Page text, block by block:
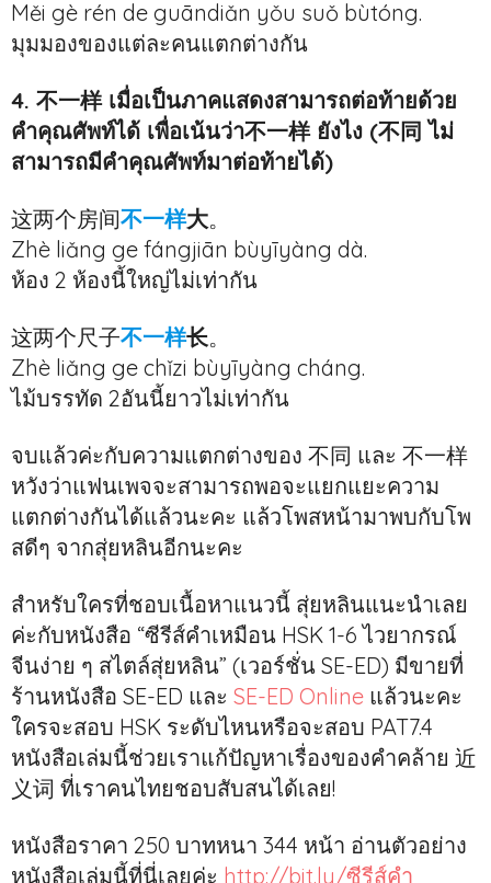
Měi gè rén de guāndiǎn yǒu suǒ bùtóng.
มุมมองของแต่ละคนแตกต่างกัน
4. 不一样 เมื่อเป็นภาคแสดงสามารถต่อท้ายด้วย
คำคุณศัพท์ได้ เพื่อเน้นว่า不一样 ยังไง (不同 ไม่
สามารถมีคำคุณศัพท์มาต่อท้ายได้)
这两个房间不一样大。
Zhè liǎng ge fángjiān bùyīyàng dà.
ห้อง 2 ห้องนี้ใหญ่ไม่เท่ากัน
这两个尺子不一样长。
Zhè liǎng ge chǐzi bùyīyàng cháng.
ไม้บรรทัด 2อันนี้ยาวไม่เท่ากัน
จบแล้วค่ะกับความแตกต่างของ 不同 และ 不一样
หวังว่าแฟนเพจจะสามารถพอจะแยกแยะความ
แตกต่างกันได้แล้วนะคะ แล้วโพสหน้ามาพบกับโพ
สดีๆ จากสุ่ยหลินอีกนะคะ
สำหรับใครที่ชอบเนื้อหาแนวนี้ สุ่ยหลินแนะนำเลย
ค่ะกับหนังสือ “ซีรีส์คำเหมือน HSK 1-6 ไวยากรณ์
จีนง่าย ๆ สไตล์สุ่ยหลิน” (เวอร์ชั่น SE-ED) มีขายที่
ร้านหนังสือ SE-ED และ SE-ED Online แล้วนะคะ
ใครจะสอบ HSK ระดับไหนหรือจะสอบ PAT7.4
หนังสือเล่มนี้ช่วยเราแก้ปัญหาเรื่องของคำคล้าย 近
义词 ที่เราคนไทยชอบสับสนได้เลย!
หนังสือราคา 250 บาทหนา 344 หน้า อ่านตัวอย่าง
หนังสือเล่มนี้ที่นี่เลยค่ะ http://bit.ly/ซีรีส์คำ